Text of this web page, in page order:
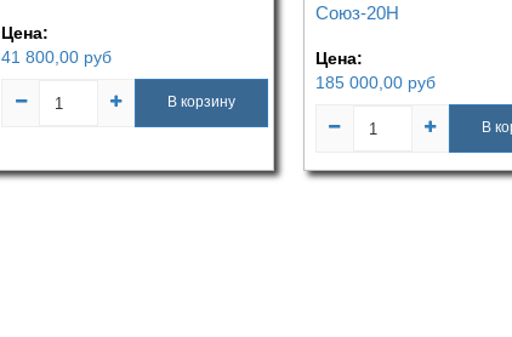
Цена:
41 800,00 руб
В корзину
Союз-20Н
Цена:
185 000,00 руб
В